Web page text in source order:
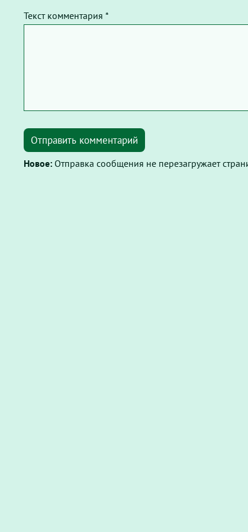
Текст комментария *
Отправить комментарий
Новое: Отправка сообщения не перезагружает